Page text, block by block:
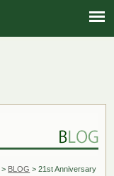
> BLOG > 21st Anniversary